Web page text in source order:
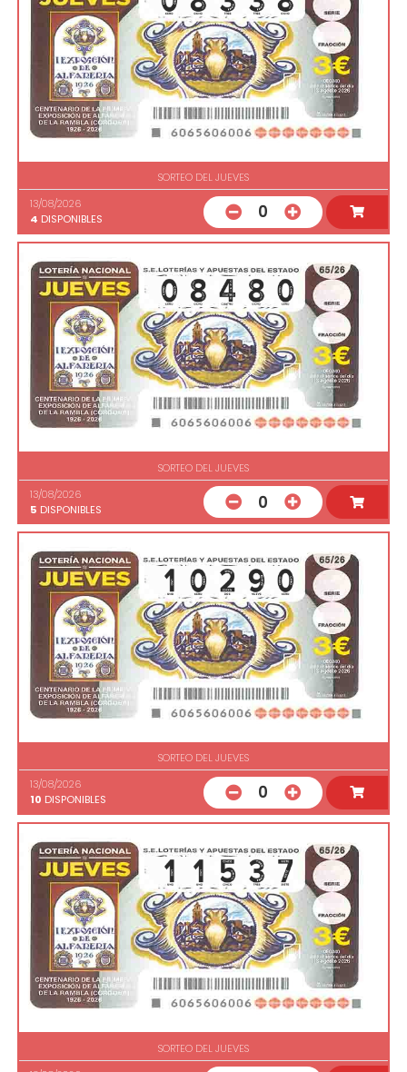
SORTEO DEL JUEVES
13/08/2026
4 DISPONIBLES 0
SORTEO DEL JUEVES
13/08/2026
5 DISPONIBLES 0
SORTEO DEL JUEVES
13/08/2026
10 DISPONIBLES 0
SORTEO DEL JUEVES